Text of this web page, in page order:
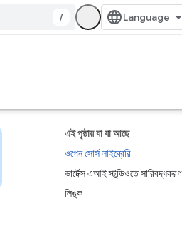
/
এই পৃষ্ঠায় যা যা আছে
ওপেন সোর্স লাইব্রেরি
ভার্টেক্স এআই স্টুডিওতে সারিবদ্ধকরণ
লিঙ্ক